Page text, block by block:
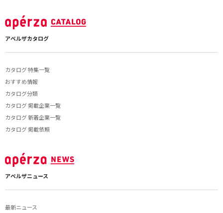
アペルザカタログ
カタログ 特集一覧
おすすめ情報
カタログ分類
カタログ 掲載企業一覧
カタログ 新着企業一覧
カタログ 掲載依頼
アペルザニュース
最新ニュース